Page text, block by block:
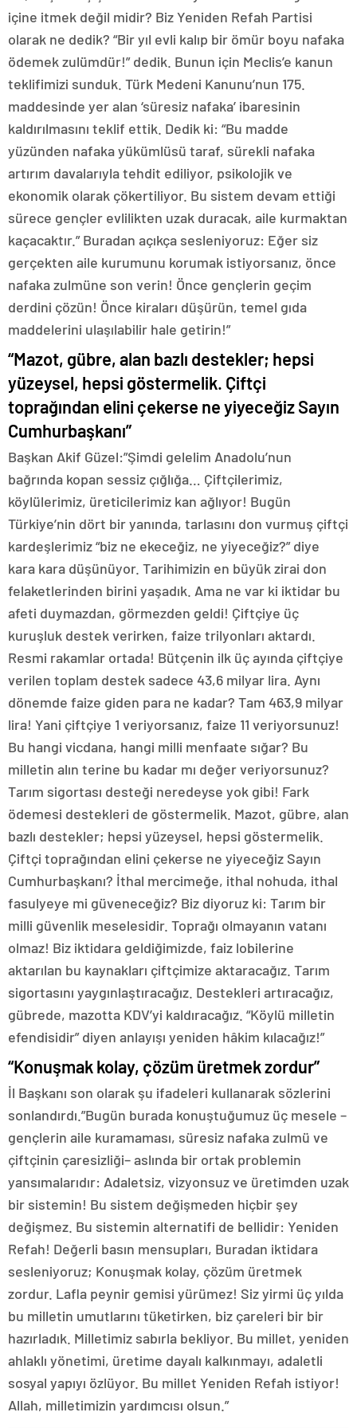
içine itmek değil midir? Biz Yeniden Refah Partisi
olarak ne dedik? “Bir yıl evli kalıp bir ömür boyu nafaka
ödemek zulümdür!” dedik. Bunun için Meclis’e kanun
teklifimizi sunduk. Türk Medeni Kanunu’nun 175.
maddesinde yer alan ‘süresiz nafaka’ ibaresinin
kaldırılmasını teklif ettik. Dedik ki: “Bu madde
yüzünden nafaka yükümlüsü taraf, sürekli nafaka
artırım davalarıyla tehdit ediliyor, psikolojik ve
ekonomik olarak çökertiliyor. Bu sistem devam ettiği
sürece gençler evlilikten uzak duracak, aile kurmaktan
kaçacaktır.” Buradan açıkça sesleniyoruz: Eğer siz
gerçekten aile kurumunu korumak istiyorsanız, önce
nafaka zulmüne son verin! Önce gençlerin geçim
derdini çözün! Önce kiraları düşürün, temel gıda
maddelerini ulaşılabilir hale getirin!”
“Mazot, gübre, alan bazlı destekler; hepsi
yüzeysel, hepsi göstermelik. Çiftçi
toprağından elini çekerse ne yiyeceğiz Sayın
Cumhurbaşkanı”
Başkan Akif Güzel:”Şimdi gelelim Anadolu’nun
bağrında kopan sessiz çığlığa… Çiftçilerimiz,
köylülerimiz, üreticilerimiz kan ağlıyor! Bugün
Türkiye’nin dört bir yanında, tarlasını don vurmuş çiftçi
kardeşlerimiz “biz ne ekeceğiz, ne yiyeceğiz?” diye
kara kara düşünüyor. Tarihimizin en büyük zirai don
felaketlerinden birini yaşadık. Ama ne var ki iktidar bu
afeti duymazdan, görmezden geldi! Çiftçiye üç
kuruşluk destek verirken, faize trilyonları aktardı.
Resmi rakamlar ortada! Bütçenin ilk üç ayında çiftçiye
verilen toplam destek sadece 43,6 milyar lira. Aynı
dönemde faize giden para ne kadar? Tam 463,9 milyar
lira! Yani çiftçiye 1 veriyorsanız, faize 11 veriyorsunuz!
Bu hangi vicdana, hangi milli menfaate sığar? Bu
milletin alın terine bu kadar mı değer veriyorsunuz?
Tarım sigortası desteği neredeyse yok gibi! Fark
ödemesi destekleri de göstermelik. Mazot, gübre, alan
bazlı destekler; hepsi yüzeysel, hepsi göstermelik.
Çiftçi toprağından elini çekerse ne yiyeceğiz Sayın
Cumhurbaşkanı? İthal mercimeğe, ithal nohuda, ithal
fasulyeye mi güveneceğiz? Biz diyoruz ki: Tarım bir
milli güvenlik meselesidir. Toprağı olmayanın vatanı
olmaz! Biz iktidara geldiğimizde, faiz lobilerine
aktarılan bu kaynakları çiftçimize aktaracağız. Tarım
sigortasını yaygınlaştıracağız. Destekleri artıracağız,
gübrede, mazotta KDV’yi kaldıracağız. “Köylü milletin
efendisidir” diyen anlayışı yeniden hâkim kılacağız!”
“Konuşmak kolay, çözüm üretmek zordur”
İl Başkanı son olarak şu ifadeleri kullanarak sözlerini
sonlandırdı.”Bugün burada konuştuğumuz üç mesele –
gençlerin aile kuramaması, süresiz nafaka zulmü ve
çiftçinin çaresizliği– aslında bir ortak problemin
yansımalarıdır: Adaletsiz, vizyonsuz ve üretimden uzak
bir sistemin! Bu sistem değişmeden hiçbir şey
değişmez. Bu sistemin alternatifi de bellidir: Yeniden
Refah! Değerli basın mensupları, Buradan iktidara
sesleniyoruz; Konuşmak kolay, çözüm üretmek
zordur. Lafla peynir gemisi yürümez! Siz yirmi üç yılda
bu milletin umutlarını tüketirken, biz çareleri bir bir
hazırladık. Milletimiz sabırla bekliyor. Bu millet, yeniden
ahlaklı yönetimi, üretime dayalı kalkınmayı, adaletli
sosyal yapıyı özlüyor. Bu millet Yeniden Refah istiyor!
Allah, milletimizin yardımcısı olsun.”